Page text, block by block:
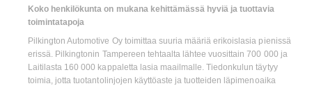
Koko henkilökunta on mukana kehittämässä hyviä ja tuottavia
toimintatapoja
Pilkington Automotive Oy toimittaa suuria määriä erikoislasia pienissä
erissä. Pilkingtonin Tampereen tehtaalta lähtee vuosittain 700 000 ja
Laitilasta 160 000 kappaletta lasia maailmalle. Tiedonkulun täytyy
toimia, jotta tuotantolinjojen käyttöaste ja tuotteiden läpimenoaika